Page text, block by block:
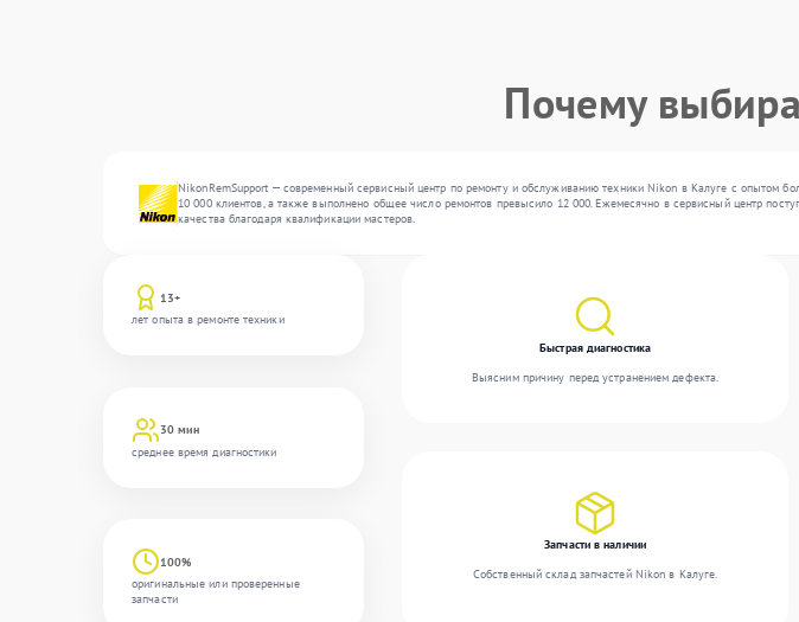
Почему
NikonRemSupport — современный сервисный центр по ремонту и обслуживанию техники Nikon в Калуге с опытом
10 000 клиентов, а также выполнено общее число ремонтов превысило 12 000. Ежемесячно в сервисный центр
качества благодаря квалификации мастеров.
13+
лет опыта в ремонте техники
30 мин
среднее время диагностики
100%
оригинальные или проверенные
запчасти
Быстрая диагностика
Выясним причину перед устранением дефекта.
Запчасти в наличии
Собственный склад запчастей Nikon в Калуге.